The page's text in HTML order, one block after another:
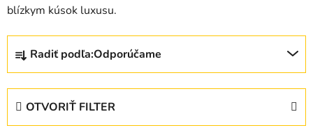
blízkym kúsok luxusu.
R
d
Radiť podľa:Odporúčame
OTVORIŤ FILTER